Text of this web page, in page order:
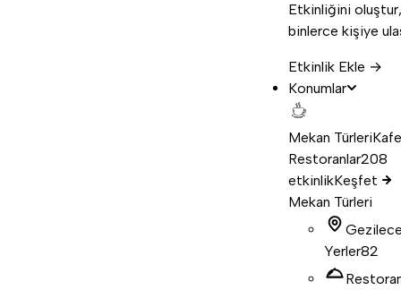
Etkinliğini oluştur,
binlerce kişiye
Etkinlik Ekle →
Konumlar
Mekan Türleri
Restoranlar208
etkinlikKeşfet
Mekan Türleri
Yerler82